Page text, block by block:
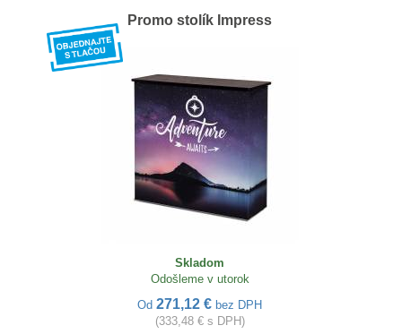
Promo stolík Impress
Skladom
Odošleme v utorok
Od 271,12 € bez DPH
(333,48 € s DPH)